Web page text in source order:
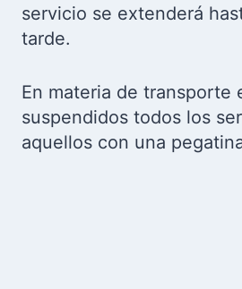
servicio se extenderá
tarde.
En materia de transporte
suspendidos todos los
aquellos con una